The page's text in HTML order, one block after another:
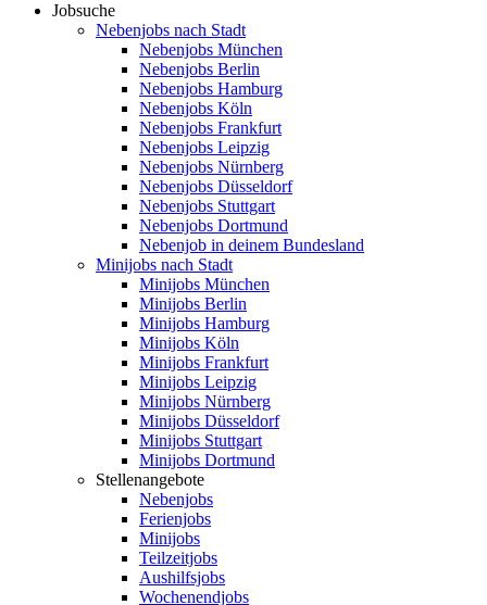
Jobsuche
Nebenjobs nach Stadt
Nebenjobs München
Nebenjobs Berlin
Nebenjobs Hamburg
Nebenjobs Köln
Nebenjobs Frankfurt
Nebenjobs Leipzig
Nebenjobs Nürnberg
Nebenjobs Düsseldorf
Nebenjobs Stuttgart
Nebenjobs Dortmund
Nebenjob in deinem Bundesland
Minijobs nach Stadt
Minijobs München
Minijobs Berlin
Minijobs Hamburg
Minijobs Köln
Minijobs Frankfurt
Minijobs Leipzig
Minijobs Nürnberg
Minijobs Düsseldorf
Minijobs Stuttgart
Minijobs Dortmund
Stellenangebote
Nebenjobs
Ferienjobs
Minijobs
Teilzeitjobs
Aushilfsjobs
Wochenendjobs